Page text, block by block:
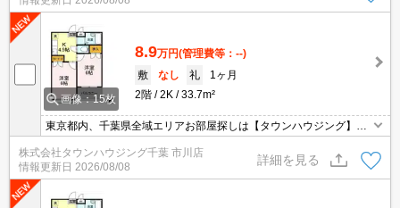
画像：15枚
8.9万円(管理費等：--)
敷
なし 礼
1ヶ月
2階
2K 33.7m²
東京都内、千葉県全域エリアお部屋探しは【タウンハウジング】に
お任せください！オンラインでご相談・ご見学・ご契約お手続きも
ご対応可能です。
株式会社タウンハウジング千葉 市川店
情報更新日 2026/08/08
詳細を見る